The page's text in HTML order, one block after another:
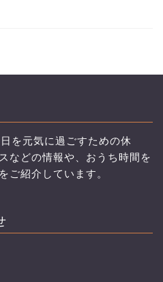
を元気に過ごすための休
などの情報や、おうち時間を
ご紹介しています。